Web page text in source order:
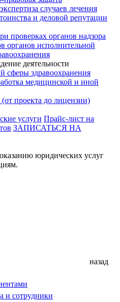
случаев лечения
и деловой репутации
проверках органов надзора
органов исполнительной
деятельности
сферы здравоохранения
медицинской и иной
проекта до лицензии)
услуги Прайс-лист на
ЗАПИСАТЬСЯ НА
юридических услуг
назад
и сотрудники